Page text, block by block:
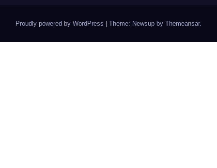
Proudly powered by WordPress | Theme: Newsup by Themeansar.